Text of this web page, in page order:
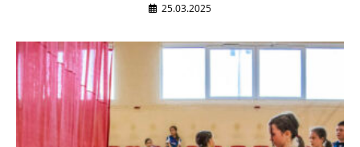
25.03.2025